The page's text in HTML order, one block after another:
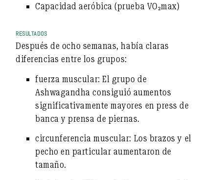
Capacidad aeróbica (prueba VO₂max)
RESULTADOS
Después de ocho semanas, había claras
diferencias entre los grupos:
fuerza muscular: El grupo de
Ashwagandha consiguió aumentos
significativamente mayores en press de
banca y prensa de piernas.
circunferencia muscular: Los brazos y el
pecho en particular aumentaron de
tamaño.